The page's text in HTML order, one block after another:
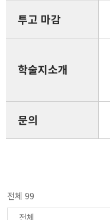
투고 마감
학술지소개
문의
전체 99